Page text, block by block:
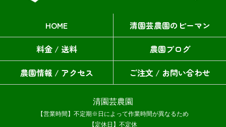
HOME
清園芸農園のピーマン
料金 / 送料
農園ブログ
農園情報 / アクセス
ご注文 / お問い合わせ
清園芸農園
【営業時間】不定期※日によって作業時間が異なるため
【定休日】不定休